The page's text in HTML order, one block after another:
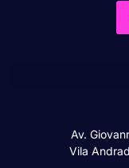
Av.
Vila